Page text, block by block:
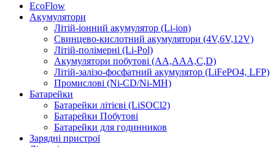
EcoFlow
Акумулятори
Літій-іонний акумулятор (Li-ion)
Свинцево-кислотний акумулятори (4V,6V,12V)
Літій-полімерні (Li-Pol)
Акумулятори побутові (AA,AAA,C,D)
Літій-залізо-фосфатний акумулятор (LiFePO4, LFP)
Промислові (Ni-CD/Ni-MH)
Батарейки
Батарейки літієві (LiSOCl2)
Батарейки Побутові
Батарейки для годинников
Зарядні пристрої